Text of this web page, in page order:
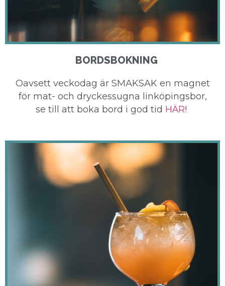
BORDSBOKNING
Oavsett veckodag är SMAKSAK en magnet
för mat- och dryckessugna linköpingsbor,
se till att boka bord i god tid HÄR!